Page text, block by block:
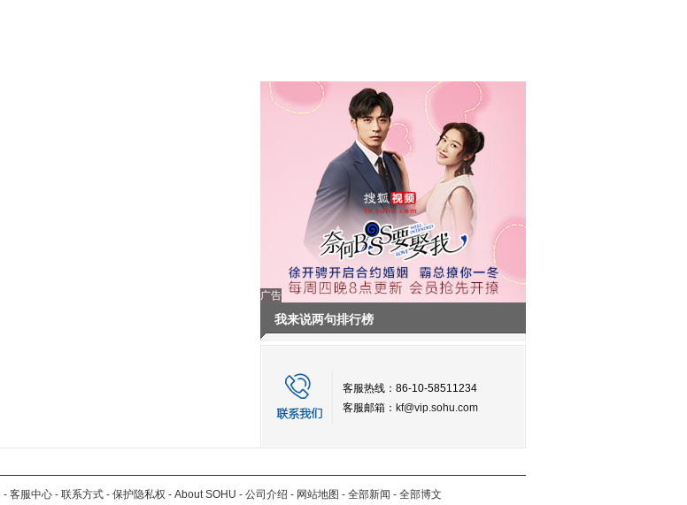
广告
我来说两句排行榜
客服热线：86-10-58511234
客服邮箱： kf@vip.sohu.com
- 客服中心 - 联系方式 - 保护隐私权 - About SOHU - 公司介绍 - 网站地图 - 全部新闻 - 全部博文